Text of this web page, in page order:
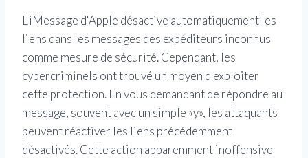
L'iMessage d'Apple désactive automatiquement les
liens dans les messages des expéditeurs inconnus
comme mesure de sécurité. Cependant, les
cybercriminels ont trouvé un moyen d'exploiter
cette protection. En vous demandant de répondre au
message, souvent avec un simple «y», les attaquants
peuvent réactiver les liens précédemment
désactivés. Cette action apparemment inoffensive